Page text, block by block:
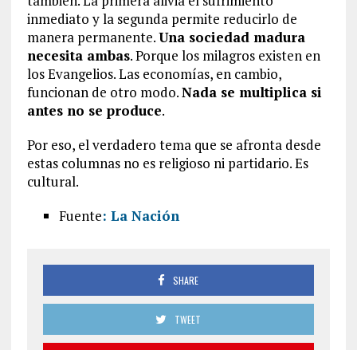
inmediato y la segunda permite reducirlo de
manera permanente.Una sociedad madura
necesita ambas. Porque los milagros existen en
los Evangelios. Las economías, en cambio,
funcionan de otro modo.Nada se multiplica si
antes no se produce.
Por eso, el verdadero tema que se afronta desde
estas columnas no es religioso ni partidario. Es
cultural.
Fuente: La Nación
SHARE
TWEET